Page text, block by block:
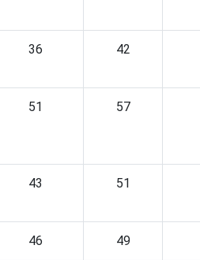
36 42
51 57
43 51
46 49